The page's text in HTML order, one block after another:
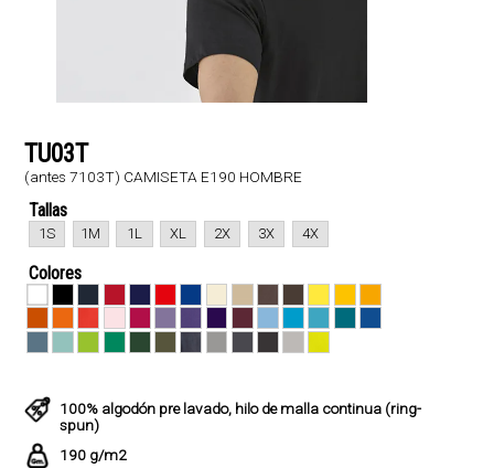
TU03T
(antes 7103T) CAMISETA E190 HOMBRE
Tallas
1S 1M 1L XL 2X 3X 4X
Colores
100% algodón pre lavado, hilo de malla continua (ring-
spun)
190 g/m2